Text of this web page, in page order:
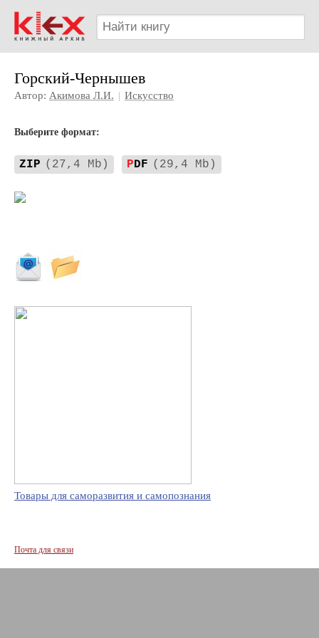
Горский-Чернышев
Автор: Акимова Л.И. | Искусство
Выберите формат:
ZIP (27,4 Mb) PDF (29,4 Mb)
Товары для саморазвития и самопознания
Почта для связи